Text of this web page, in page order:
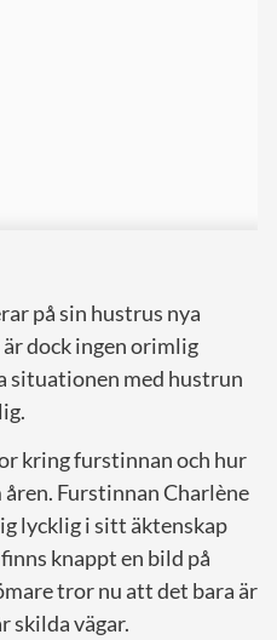
på sin hustrus nya
dock ingen orimlig
situationen med hustrun
kring furstinnan och hur
Furstinnan Charlène
lycklig i sitt äktenskap
knappt en bild på
tror nu att det bara är
skilda vägar.